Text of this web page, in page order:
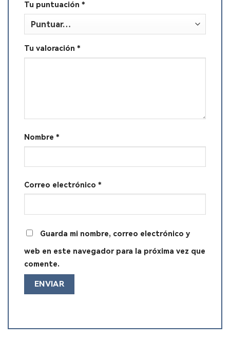
Tu puntuación *
Tu valoración *
Nombre *
Correo electrónico *
Guarda mi nombre, correo electrónico y
web en este navegador para la próxima vez que
comente.